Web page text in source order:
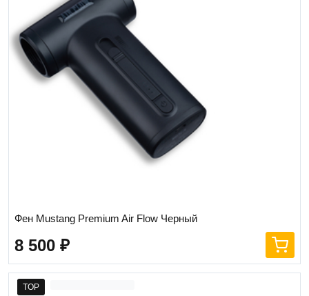
Фен Mustang Premium Air Flow Черный
8 500 ₽
TOP